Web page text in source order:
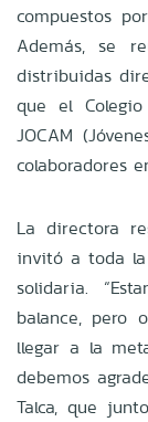
compuestos
Además, se
distribuidas
que el
JOCAM
colaboradores
La directora
invitó a toda
solidaria.
balance, pero
llegar a la
debemos
Talca, que